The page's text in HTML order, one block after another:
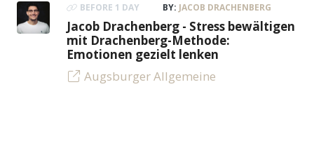
BEFORE 1 DAY BY: JACOB DRACHENBERG
Jacob Drachenberg - Stress bewältigen
mit Drachenberg-Methode:
Emotionen gezielt lenken
Augsburger Allgemeine